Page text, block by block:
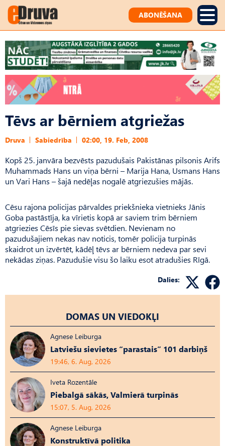
ABONĒŠANA
Tēvs ar bērniem atgriežas
Druva Sabiedrība 02:00, 19. Feb, 2008
Kopš 25. janvāra bezvēsts pazudušais Pakistānas pilsonis Arifs
Muhammads Hans un viņa bērni – Marija Hana, Usmans Hans
un Vari Hans – šajā nedēļas nogalē atgriezušies mājās.
Cēsu rajona policijas pārvaldes priekšnieka vietnieks Jānis
Goba pastāstīja, ka vīrietis kopā ar saviem trim bērniem
atgriezies Cēsīs pie sievas svētdien. Nevienam no
pazudušajiem nekas nav noticis, tomēr policija turpinās
skaidrot un izvērtēt, kādēļ tēvs ar bērniem nedeva par sevi
nekādas ziņas. Pazudušie visu šo laiku esot atradušies Rīgā.
Dalies:
DOMAS UN VIEDOKĻI
Agnese Leiburga
Latviešu sievietes “parastais” 101 darbiņš
19:46, 6. Aug, 2026
Iveta Rozentāle
Piebalgā sākās, Valmierā turpinās
15:07, 5. Aug, 2026
Agnese Leiburga
Konstruktīvā politika